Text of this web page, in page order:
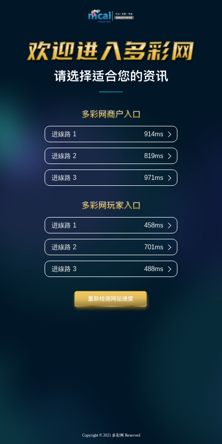
进線路 1 914ms
进線路 2 819ms
进線路 3 971ms
进線路 1 458ms
进線路 2 701ms
进線路 3 488ms
Copyright © 2021 多彩网 Reserved